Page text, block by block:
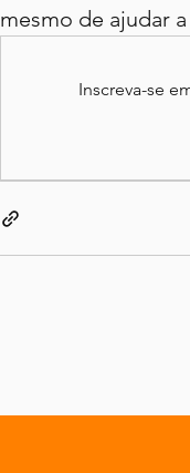
mesmo de ajudar
Inscreva-se